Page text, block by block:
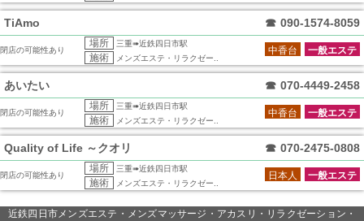
TiAmo ☎ 090-1574-8059
閉店の可能性あり
場所 三重➠近鉄四日市駅
施術 メンズエステ・リラクゼー..
一般エステ
中香台
あいたい ☎ 070-4449-2458
閉店の可能性あり
場所 三重➠近鉄四日市駅
施術 メンズエステ・リラクゼー..
一般エステ
中香台
Quality of Life ～クオリ ☎ 070-2475-0808
閉店の可能性あり
場所 三重➠近鉄四日市駅
施術 メンズエステ・リラクゼー..
一般エステ
日本人
近鉄四日市メンズエステ・メンズマッサージ・アカスリ・リラクゼーション・